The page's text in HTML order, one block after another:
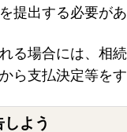
提出する必要があ
る場合には、相
ら支払決定等を
しよう